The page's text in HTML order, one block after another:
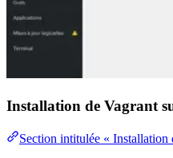
Installation de Vagrant
Section intitulée « Installation